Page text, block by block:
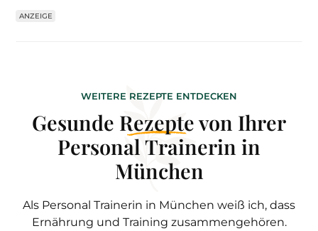
ANZEIGE
WEITERE REZEPTE ENTDECKEN
Gesunde Rezeptevon Ihrer
Personal Trainerin in
München
Als Personal Trainerin in München weiß ich, dass
Ernährung und Training zusammengehören.